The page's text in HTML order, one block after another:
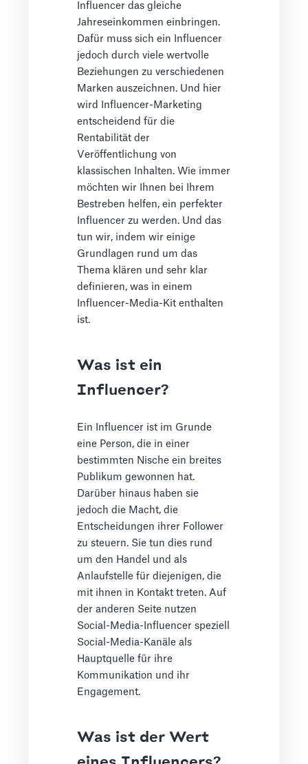
Influencer das gleiche
Jahreseinkommen einbringen.
Dafür muss sich ein Influencer
jedoch durch viele wertvolle
Beziehungen zu verschiedenen
Marken auszeichnen. Und hier
wird Influencer-Marketing
entscheidend für die
Rentabilität der
Veröffentlichung von
klassischen Inhalten. Wie immer
möchten wir Ihnen bei Ihrem
Bestreben helfen, ein perfekter
Influencer zu werden. Und das
tun wir, indem wir einige
Grundlagen rund um das
Thema klären und sehr klar
definieren, was in einem
Influencer-Media-Kit enthalten
ist.
Was ist ein
Influencer?
Ein Influencer ist im Grunde
eine Person, die in einer
bestimmten Nische ein breites
Publikum gewonnen hat.
Darüber hinaus haben sie
jedoch die Macht, die
Entscheidungen ihrer Follower
zu steuern. Sie tun dies rund
um den Handel und als
Anlaufstelle für diejenigen, die
mit ihnen in Kontakt treten. Auf
der anderen Seite nutzen
Social-Media-Influencer speziell
Social-Media-Kanäle als
Hauptquelle für ihre
Kommunikation und ihr
Engagement.
Was ist der Wert